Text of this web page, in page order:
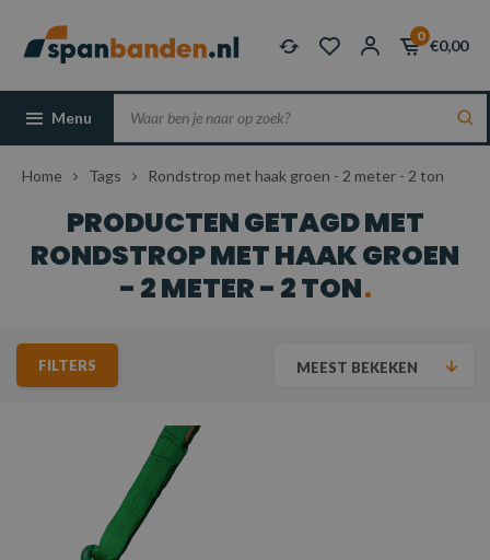
0
€0,00
Menu
Home Tags Rondstrop met haak groen - 2 meter - 2 ton
PRODUCTEN GETAGD MET
RONDSTROP MET HAAK GROEN
- 2 METER - 2 TON
FILTERS MEEST BEKEKEN